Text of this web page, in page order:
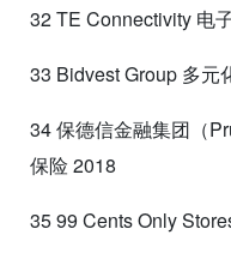
32 TE Connectivity 电
33 Bidvest Group 多元
34 保德信金融集团（
保险 2018
35 99 Cents Only